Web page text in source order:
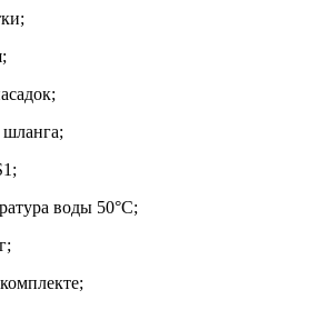
шланга;
воды 50°С;